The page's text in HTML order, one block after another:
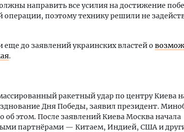
направить все усилия на достижение
операции, поэтому технику решили не
до заявлений украинских властей о
.
ракетный удар по центру Киева
Дня Победы, заявил президент.
об этом. После заявлений Киева Москва начала
партнёрами — Китаем, Индией, США и